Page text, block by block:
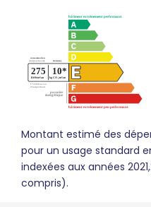
Montant estimé des
pour un usage standard
indexées aux années
compris).